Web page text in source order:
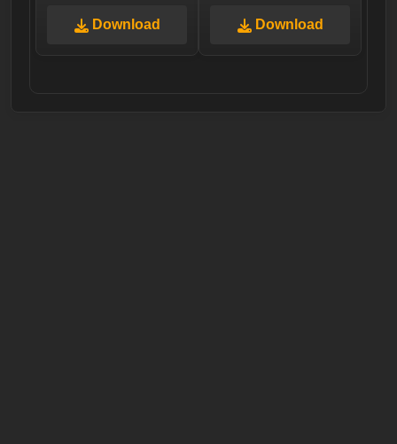
Download
Soccer 2021 – 2021
Download